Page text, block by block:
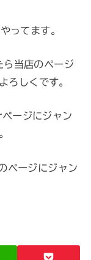
てます。
当店のページ
ろしくです。
ージにジャン
ージにジャン